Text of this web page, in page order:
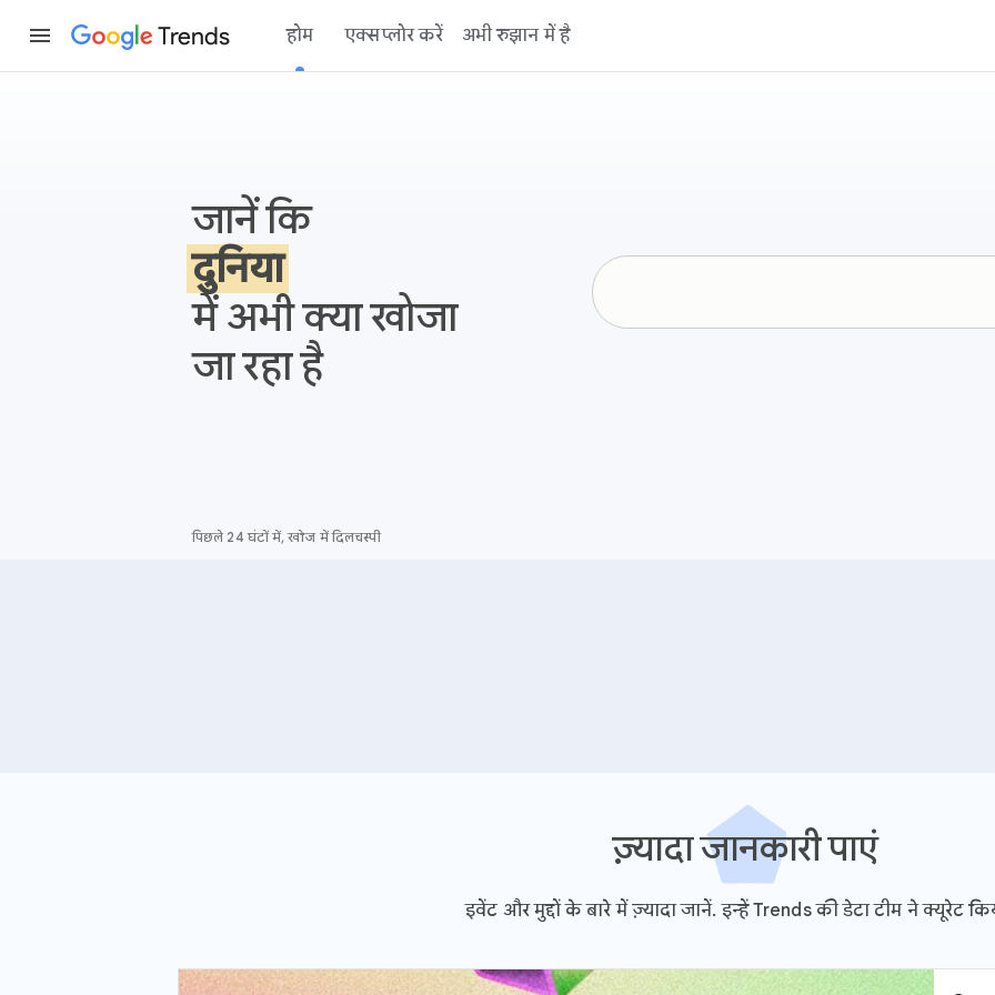
Trends होम एक्सप्लोर करें अभी रुझान में है
जानें कि
दुनिया
में अभी क्या खोजा
जा रहा है
पिछले 24 घंटों में, खोज में दिलचस्पी
ज़्यादा जानकारी पाएं
इवेंट और मुद्दों के बारे में ज़्यादा जानें. इन्हें Trends की डेटा टीम ने क्यूरेट